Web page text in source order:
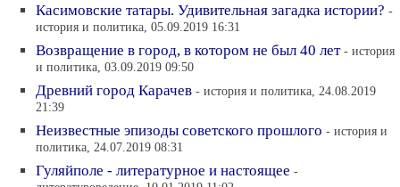
Касимовские татары. Удивительная загадка истории? -
история и политика, 05.09.2019 16:31
Возвращение в город, в котором не был 40 лет - история
и политика, 03.09.2019 09:50
Древний город Карачев - история и политика, 24.08.2019
21:39
Неизвестные эпизоды советского прошлого - история и
политика, 24.07.2019 08:31
Гуляйполе - литературное и настоящее -